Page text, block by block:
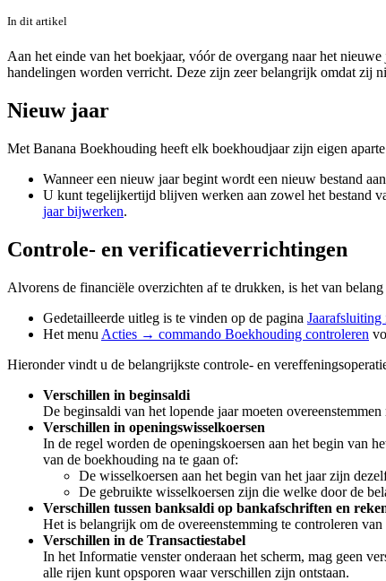
In dit artikel
Aan het einde van het boekjaar, vóór de overgang naar het
handelingen worden verricht. Deze zijn zeer belangrijk omdat zij
Nieuw jaar
Met Banana Boekhouding heeft elk boekhoudjaar zijn eigen
Wanneer een nieuw jaar begint wordt een nieuw bestand
U kunt tegelijkertijd blijven werken aan zowel het bestand
jaar bijwerken.
Controle- en verificatieverrichtingen
Alvorens de financiële overzichten af te drukken, is het van
Gedetailleerde uitleg is te vinden op de pagina
Het menu Acties → commando Boekhouding controleren
Hieronder vindt u de belangrijkste controle- en
Verschillen in beginsaldi
De beginsaldi van het lopende jaar moeten
Verschillen in openingswisselkoersen
In de regel worden de openingskoersen aan het begin van
van de boekhouding na te gaan of:
De wisselkoersen aan het begin van het jaar zijn
De gebruikte wisselkoersen zijn die welke door de
Verschillen tussen banksaldi op bankafschriften en
Het is belangrijk om de overeenstemming te controleren
Verschillen in de Transactiestabel
In het Informatie venster onderaan het scherm, mag geen
alle rijen kunt opsporen waar verschillen zijn ontstaan.